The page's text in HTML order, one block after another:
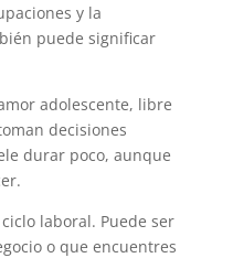
y la
puede significar
adolescente, libre
decisiones
durar poco, aunque
laboral. Puede ser
o que encuentres